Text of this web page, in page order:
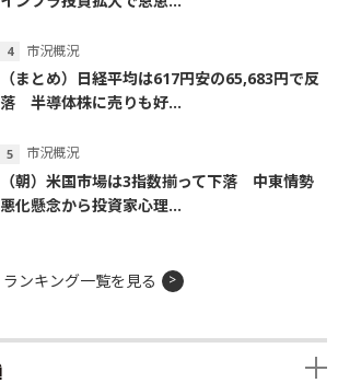
市況概況
（まとめ）日経平均は617円安の65,683円で反
落 半導体株に売りも好...
市況概況
（朝）米国市場は3指数揃って下落 中東情勢
悪化懸念から投資家心理...
ランキング一覧を見る